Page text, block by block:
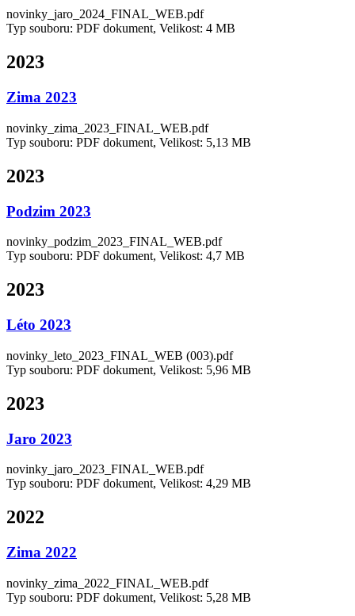
novinky_jaro_2024_FINAL_WEB.pdf
Typ souboru: PDF dokument, Velikost: 4 MB
2023
Zima 2023
novinky_zima_2023_FINAL_WEB.pdf
Typ souboru: PDF dokument, Velikost: 5,13 MB
2023
Podzim 2023
novinky_podzim_2023_FINAL_WEB.pdf
Typ souboru: PDF dokument, Velikost: 4,7 MB
2023
Léto 2023
novinky_leto_2023_FINAL_WEB (003).pdf
Typ souboru: PDF dokument, Velikost: 5,96 MB
2023
Jaro 2023
novinky_jaro_2023_FINAL_WEB.pdf
Typ souboru: PDF dokument, Velikost: 4,29 MB
2022
Zima 2022
novinky_zima_2022_FINAL_WEB.pdf
Typ souboru: PDF dokument, Velikost: 5,28 MB